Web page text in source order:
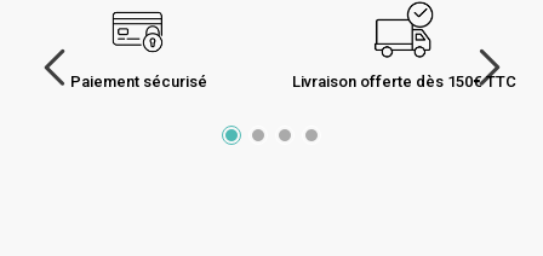
Paiement sécurisé Livraison offerte dès 150€ TTC